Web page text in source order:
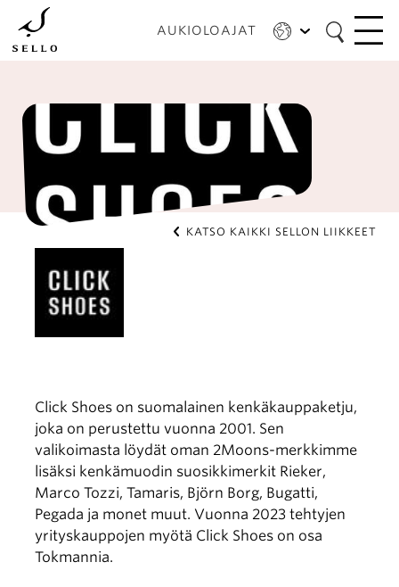
Hyppää
pääsisältöön
AUKIOLOAJAT
KATSO KAIKKI SELLON LIIKKEET
Click Shoes on suomalainen kenkäkauppaketju,
joka on perustettu vuonna 2001. Sen
valikoimasta löydät oman 2Moons-merkkimme
lisäksi kenkämuodin suosikkimerkit Rieker,
Marco Tozzi, Tamaris, Björn Borg, Bugatti,
Pegada ja monet muut. Vuonna 2023 tehtyjen
yrityskauppojen myötä Click Shoes on osa
Tokmannia.